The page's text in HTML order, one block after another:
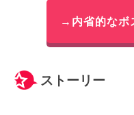
→内省的なボ
ストーリー